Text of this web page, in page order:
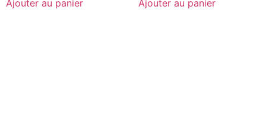
Ajouter au panier Ajouter au panier